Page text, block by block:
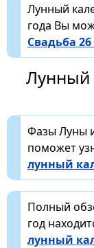
Лунный
года Вы
Свадьба 26
Лунный
Фазы Луны
поможет
лунный
Полный
год
лунный